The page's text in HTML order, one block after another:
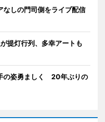
なしの門司側をライブ配信
提灯行列、多幸アートも
の姿勇ましく 20年ぶりの